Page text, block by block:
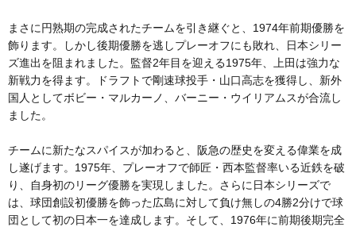
まさに円熟期の完成されたチームを引き継ぐと、1974年前期優勝を
飾ります。しかし後期優勝を逃しプレーオフにも敗れ、日本シリー
ズ進出を阻まれました。監督2年目を迎える1975年、上田は強力な
新戦力を得ます。ドラフトで剛速球投手・山口高志を獲得し、新外
国人としてボビー・マルカーノ、バーニー・ウイリアムスが合流し
ました。
チームに新たなスパイスが加わると、阪急の歴史を変える偉業を成
し遂げます。1975年、プレーオフで師匠・西本監督率いる近鉄を破
り、自身初のリーグ優勝を実現しました。さらに日本シリーズで
は、球団創設初優勝を飾った広島に対して負け無しの4勝2分けで球
団として初の日本一を達成します。そして、1976年に前期後期完全